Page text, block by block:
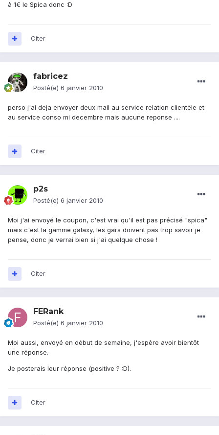
à 1€ le Spica donc :D
Citer
fabricez
Posté(e) 6 janvier 2010
perso j'ai deja envoyer deux mail au service relation clientèle et
au service conso mi decembre mais aucune reponse ....
Citer
p2s
Posté(e) 6 janvier 2010
Moi j'ai envoyé le coupon, c'est vrai qu'il est pas précisé "spica"
mais c'est la gamme galaxy, les gars doivent pas trop savoir je
pense, donc je verrai bien si j'ai quelque chose !
Citer
FERank
Posté(e) 6 janvier 2010
Moi aussi, envoyé en début de semaine, j'espère avoir bientôt
une réponse.
Je posterais leur réponse (positive ? :D).
Citer